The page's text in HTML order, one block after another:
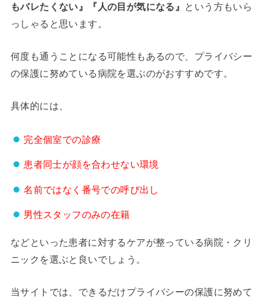
もバレたくない』『人の目が気になる』
という方もいら
っしゃると思います。
何度も通うことになる可能性もあるので、プライバシー
の保護に努めている病院を選ぶのがおすすめです。
具体的には、
完全個室での診療
患者同士が顔を合わせない環境
名前ではなく番号での呼び出し
男性スタッフのみの在籍
などといった患者に対するケアが整っている病院・クリ
ニックを選ぶと良いでしょう。
当サイトでは、できるだけプライバシーの保護に努めて